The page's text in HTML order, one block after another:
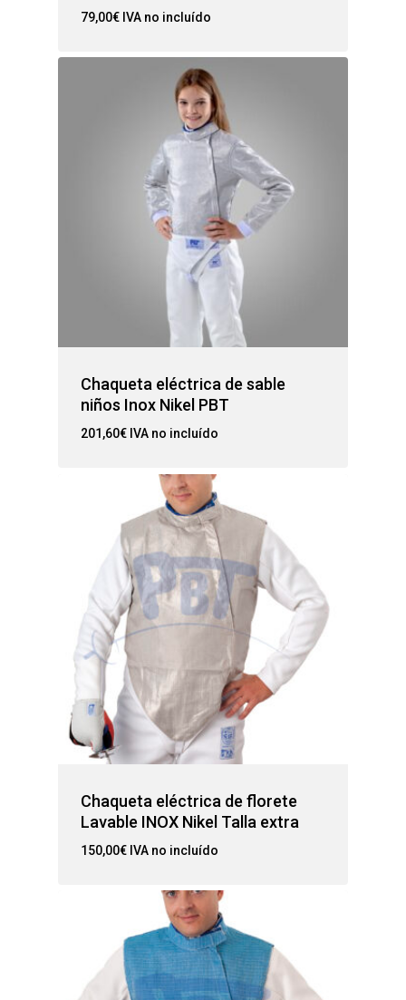
79,00€ IVA no incluído
Chaqueta eléctrica de sable
niños Inox Nikel PBT
201,60€ IVA no incluído
Chaqueta eléctrica de florete
Lavable INOX Nikel Talla extra
150,00€ IVA no incluído